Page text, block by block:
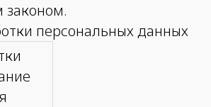
персональных данных